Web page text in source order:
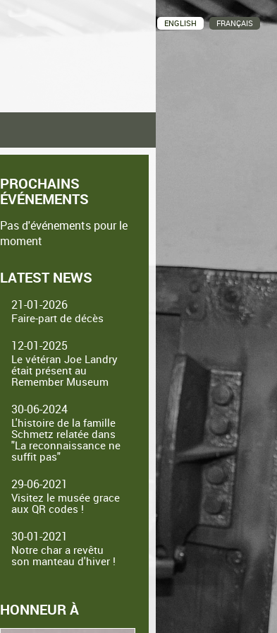
ENGLISH FRANÇAIS
PROCHAINS
ÉVÉNEMENTS
Pas d'événements pour le
moment
LATEST NEWS
21-01-2026
Faire-part de décès
12-01-2025
Le vétéran Joe Landry
était présent au
Remember Museum
30-06-2024
L'histoire de la famille
Schmetz relatée dans
"La reconnaissance ne
suffit pas"
29-06-2021
Visitez le musée grace
aux QR codes !
30-01-2021
Notre char a revêtu
son manteau d'hiver !
HONNEUR À